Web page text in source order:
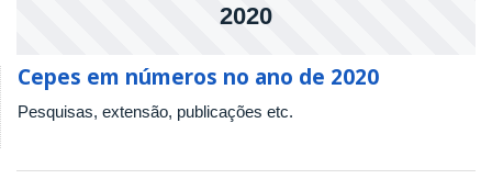
2020
Cepes em números no ano de 2020
Pesquisas, extensão, publicações etc.